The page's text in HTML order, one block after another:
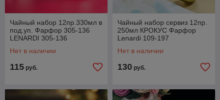
Чайный набор 12пр.330мл в
под.уп. Фарфор 305-136
LENARDI 305-136
Нет в наличии
115 руб.
Чайный набор сервиз 12пр.
250мл КРОКУС Фарфор
Lenardi 109-197
Нет в наличии
130 руб.